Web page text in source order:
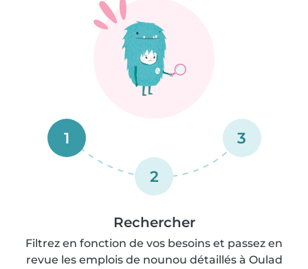
1
2
3
Rechercher
Filtrez en fonction de vos besoins et passez en
revue les emplois de nounou détaillés à Oulad